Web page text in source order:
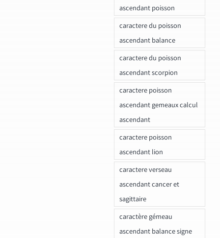
ascendant poisson
caractere du poisson
ascendant balance
caractere du poisson
ascendant scorpion
caractere poisson
ascendant gemeaux calcul
ascendant
caractere poisson
ascendant lion
caractere verseau
ascendant cancer et
sagittaire
caractère gémeau
ascendant balance signe